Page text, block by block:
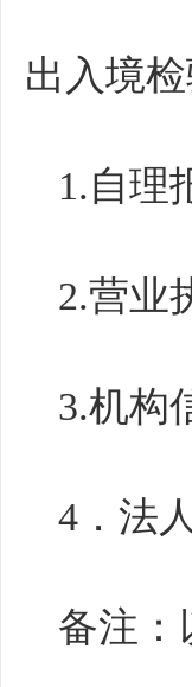
出入境
1.自理
2.营业
3.机构
4．法
备注：